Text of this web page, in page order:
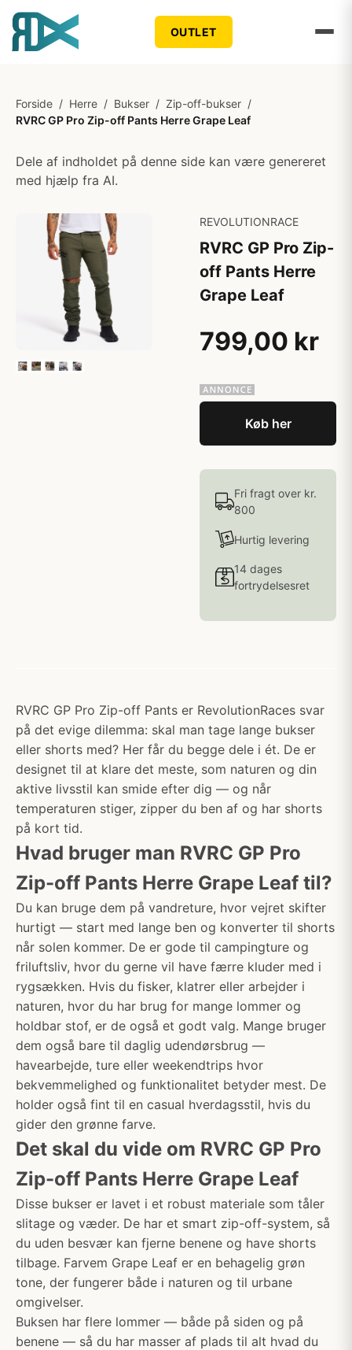
OUTLET
Forside / Herre / Bukser / Zip-off-bukser /
RVRC GP Pro Zip-off Pants Herre Grape Leaf
Dele af indholdet på denne side kan være genereret
med hjælp fra AI.
REVOLUTIONRACE
RVRC GP Pro Zip-
off Pants Herre
Grape Leaf
799,00 kr
Køb her
Fri fragt over kr.
800
Hurtig levering
14 dages
fortrydelsesret
RVRC GP Pro Zip-off Pants er RevolutionRaces svar
på det evige dilemma: skal man tage lange bukser
eller shorts med? Her får du begge dele i ét. De er
designet til at klare det meste, som naturen og din
aktive livsstil kan smide efter dig — og når
temperaturen stiger, zipper du ben af og har shorts
på kort tid.
Hvad bruger man RVRC GP Pro
Zip-off Pants Herre Grape Leaf til?
Du kan bruge dem på vandreture, hvor vejret skifter
hurtigt — start med lange ben og konverter til shorts
når solen kommer. De er gode til campingture og
friluftsliv, hvor du gerne vil have færre kluder med i
rygsækken. Hvis du fisker, klatrer eller arbejder i
naturen, hvor du har brug for mange lommer og
holdbar stof, er de også et godt valg. Mange bruger
dem også bare til daglig udendørsbrug —
havearbejde, ture eller weekendtrips hvor
bekvemmelighed og funktionalitet betyder mest. De
holder også fint til en casual hverdagsstil, hvis du
gider den grønne farve.
Det skal du vide om RVRC GP Pro
Zip-off Pants Herre Grape Leaf
Disse bukser er lavet i et robust materiale som tåler
slitage og væder. De har et smart zip-off-system, så
du uden besvær kan fjerne benene og have shorts
tilbage. Farvem Grape Leaf er en behagelig grøn
tone, der fungerer både i naturen og til urbane
omgivelser.
Buksen har flere lommer — både på siden og på
benene — så du har masser af plads til alt hvad du